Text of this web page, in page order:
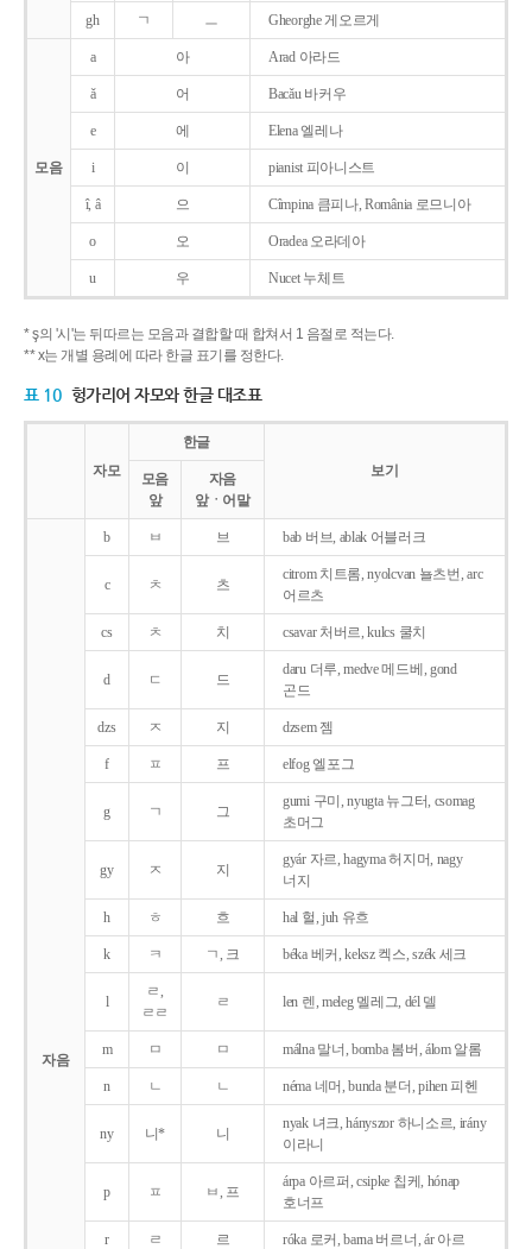
gh ㄱ ㅡ Gheorghe 게오르게
모음
a 아 Arad 아라드
ǎ 어 Bacǎu 바커우
e 에 Elena 엘레나
i 이 pianist 피아니스트
î, â 으 Cîmpina 큼피나, România 로므니아
o 오 Oradea 오라데아
u 우 Nucet 누체트
* ş의 '시'는 뒤따르는 모음과 결합할 때 합쳐서 1 음절로 적는다.
** x는 개별 용례에 따라 한글 표기를 정한다.
표 10 헝가리어 자모와 한글 대조표
자모
한글
보기
모음
앞
자음
앞ㆍ어말
자음
b ㅂ 브 bab 버브, ablak 어블러크
c ㅊ 츠
citrom 치트롬, nyolcvan 뇰츠번, arc
어르츠
cs ㅊ 치 csavar 처버르, kulcs 쿨치
d ㄷ 드
daru 더루, medve 메드베, gond
곤드
dzs ㅈ 지 dzsem 젬
f ㅍ 프 elfog 엘포그
g ㄱ 그
gumi 구미, nyugta 뉴그터, csomag
초머그
gy ㅈ 지
gyár 자르, hagyma 허지머, nagy
너지
h ㅎ 흐 hal 헐, juh 유흐
k ㅋ ㄱ, 크 béka 베커, keksz 켁스, szék 세크
l
ㄹ,
ㄹㄹ
ㄹ len 렌, meleg 멜레그, dél 델
m ㅁ ㅁ málna 말너, bomba 봄버, álom 알롬
n ㄴ ㄴ néma 네머, bunda 분더, pihen 피헨
ny 니* 니
nyak 녀크, hányszor 하니소르, irány
이라니
p ㅍ ㅂ, 프
árpa 아르퍼, csipke 칩케, hónap
호너프
r ㄹ 르 róka 로커, barna 버르너, ár 아르